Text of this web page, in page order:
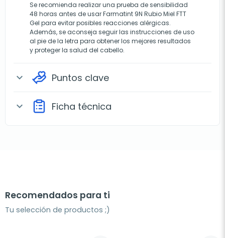
Se recomienda realizar una prueba de sensibilidad
48 horas antes de usar Farmatint 9N Rubio Miel FTT
Gel para evitar posibles reacciones alérgicas.
Además, se aconseja seguir las instrucciones de uso
al pie de la letra para obtener los mejores resultados
y proteger la salud del cabello.
expand_more Puntos clave
expand_more Ficha técnica
Recomendados para ti
Tu selección de productos ;)